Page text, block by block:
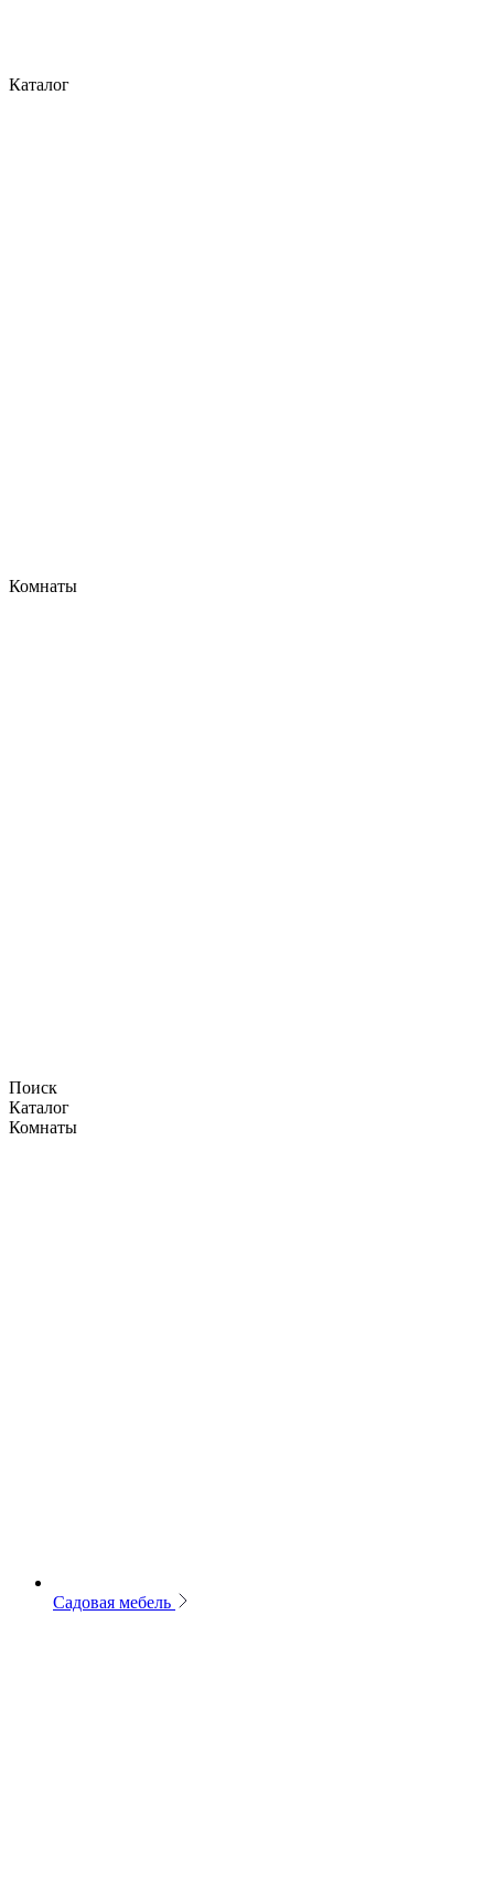
Каталог
Комнаты
Поиск
Каталог
Комнаты
Садовая мебель